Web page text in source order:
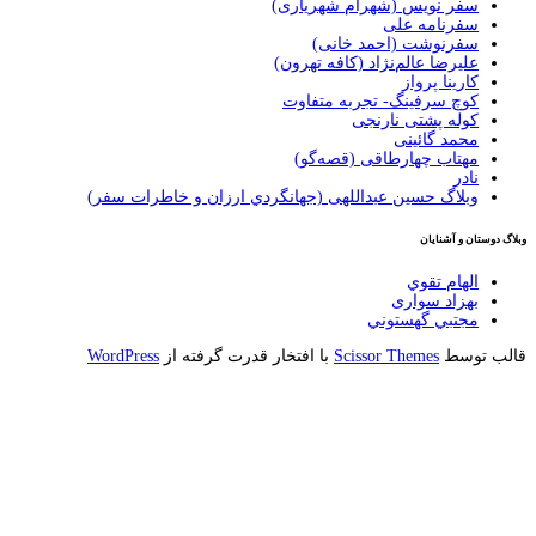
سفر نویس (شهرام شهریاری)
سفرنامه علی
سفرنوشت (احمد خانی)
عليرضا عالم‌نژاد (كافه تهرون)
کارینا پرواز
کوچ سرفینگ- تجربه متفاوت
کوله پشتی نارنجی
محمد گائینی
مهتاب چهارطاقی (قصه‌گو)
وبلاگ حسين عبداللهی (جهانگردي ارزان و خاطرات سفر)
و آشنایان
الهام تقوي
بهزاد سواری
مجتبي گهستوني
توسطScissor Themesبا افتخار قدرت گرفته ازWordPress